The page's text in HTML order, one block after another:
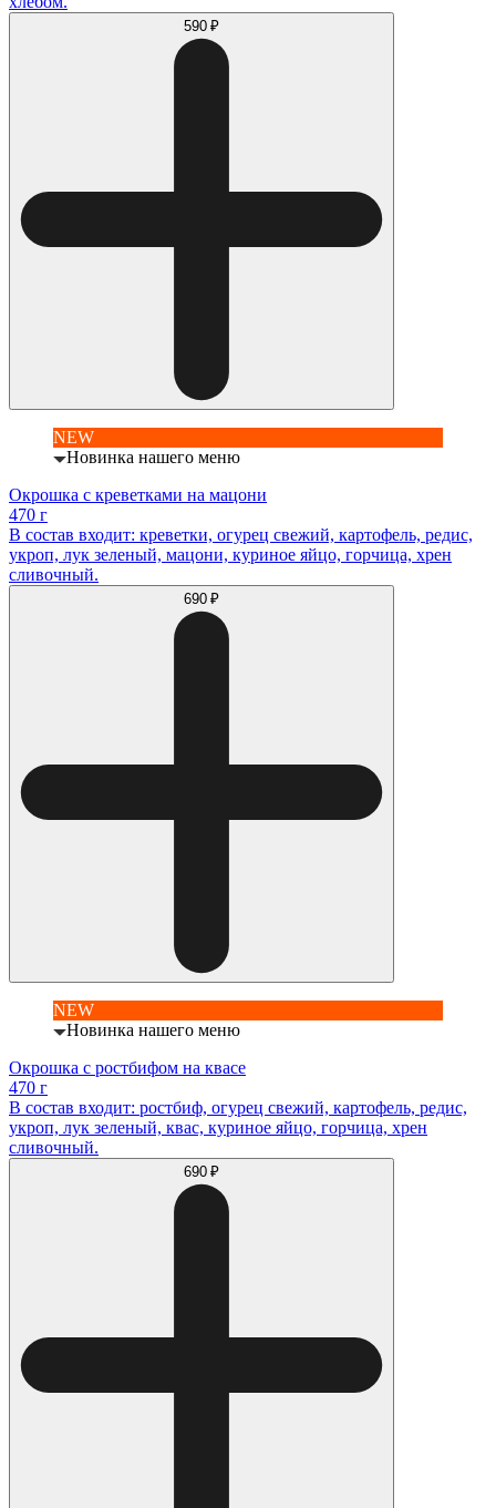
590 ₽
NEW
Новинка нашего меню
Окрошка с креветками на мацони
470 г
В состав входит: креветки, огурец свежий, картофель, редис,
укроп, лук зеленый, мацони, куриное яйцо, горчица, хрен
сливочный.
690 ₽
NEW
Новинка нашего меню
Окрошка с ростбифом на квасе
470 г
В состав входит: ростбиф, огурец свежий, картофель, редис,
укроп, лук зеленый, квас, куриное яйцо, горчица, хрен
сливочный.
690 ₽